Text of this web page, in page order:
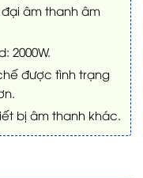
âm thanh âm
2000W.
được tình trạng
bị âm thanh khác.